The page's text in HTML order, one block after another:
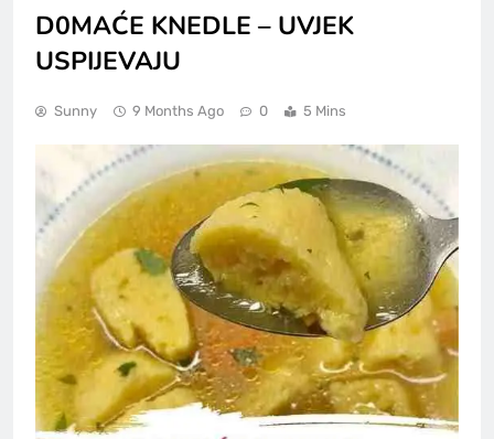
D0MAĆE KNEDLE – UVJEK
USPIJEVAJU
Sunny 9 Months Ago 0 5 Mins